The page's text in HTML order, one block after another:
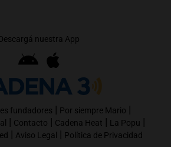
nuestra App
fundadores | Por siempre Mario |
| Contacto | Cadena Heat | La Popu |
| Aviso Legal | Política de Privacidad